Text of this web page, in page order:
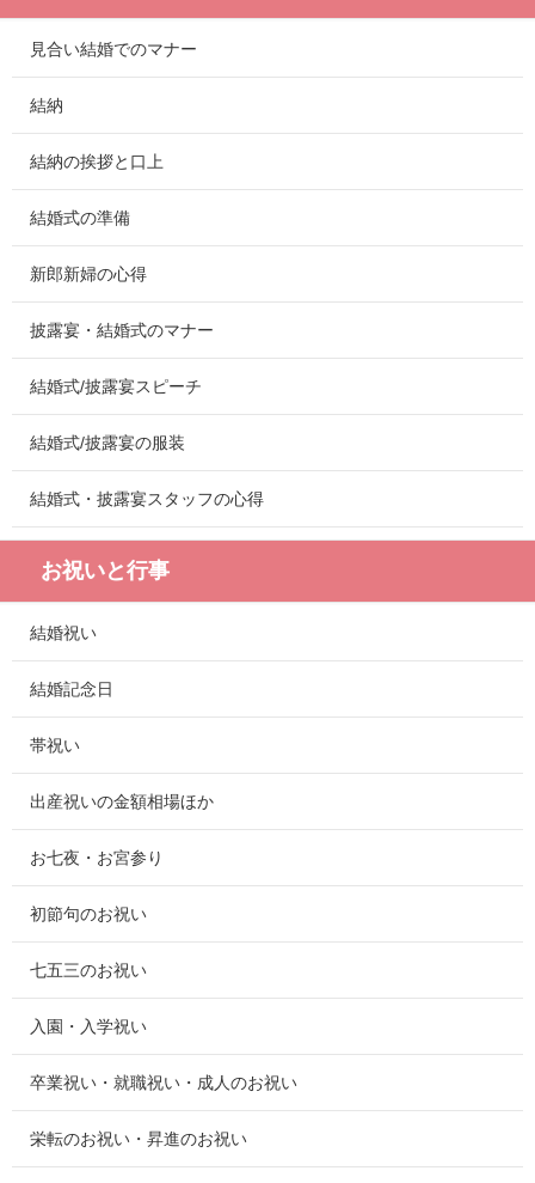
見合い結婚でのマナー
結納
結納の挨拶と口上
結婚式の準備
新郎新婦の心得
披露宴・結婚式のマナー
結婚式/披露宴スピーチ
結婚式/披露宴の服装
結婚式・披露宴スタッフの心得
お祝いと行事
結婚祝い
結婚記念日
帯祝い
出産祝いの金額相場ほか
お七夜・お宮参り
初節句のお祝い
七五三のお祝い
入園・入学祝い
卒業祝い・就職祝い・成人のお祝い
栄転のお祝い・昇進のお祝い